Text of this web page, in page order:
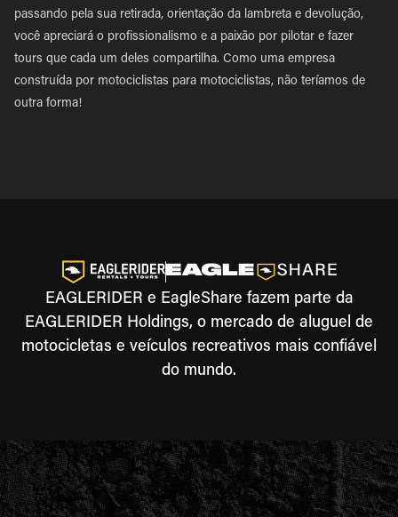
passando pela sua retirada, orientação da lambreta e devolução,
você apreciará o profissionalismo e a paixão por pilotar e fazer
tours que cada um deles compartilha. Como uma empresa
construída por motociclistas para motociclistas, não teríamos de
outra forma!
EAGLERIDER e EagleShare fazem parte da
EAGLERIDER Holdings, o mercado de aluguel de
motocicletas e veículos recreativos mais confiável
do mundo.